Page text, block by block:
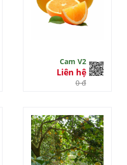
Cam V2
Liên hệ
0 đ